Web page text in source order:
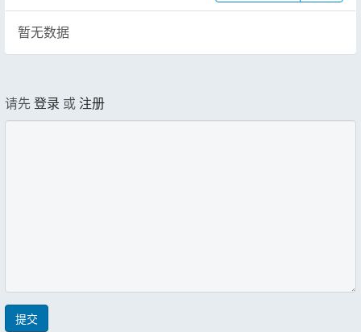
暂无数据
请先登录 或 注册
提交